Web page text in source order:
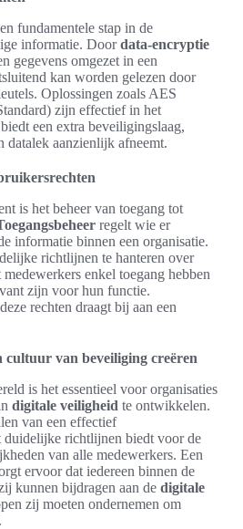
fundamentele stap in de
informatie. Doordata-encryptie
gegevens omgezet in een
kan worden gelezen door
Oplossingen zoals AES
zijn effectief in het
een extra beveiligingslaag,
datalek aanzienlijk afneemt.
is het beheer van toegang tot
regelt wie er
informatie binnen een organisatie.
richtlijnen te hanteren over
enkel toegang hebben
zijn voor hun functie.
rechten draagt bij aan een
cultuur van beveiliging creëren
is het essentieel voor organisaties
digitale veiligheid te ontwikkelen.
van een effectief
duidelijke richtlijnen biedt voor de
van alle medewerkers. Een
ervoor dat iedereen binnen de
kunnen bijdragen aan de digitale
zij moeten ondernemen om